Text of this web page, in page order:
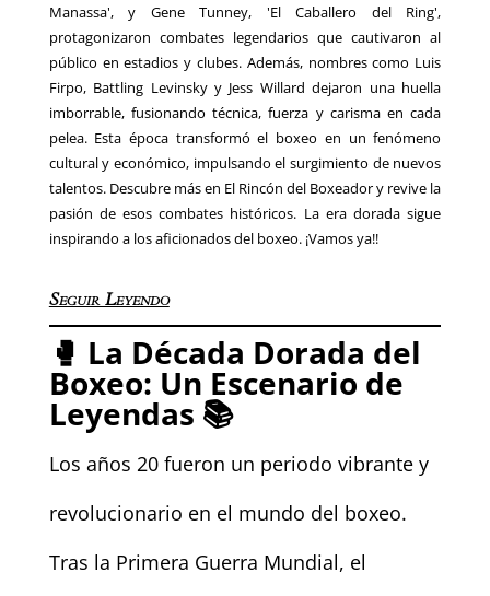
Manassa', y Gene Tunney, 'El Caballero del Ring',
protagonizaron combates legendarios que cautivaron al
público en estadios y clubes. Además, nombres como Luis
Firpo, Battling Levinsky y Jess Willard dejaron una huella
imborrable, fusionando técnica, fuerza y carisma en cada
pelea. Esta época transformó el boxeo en un fenómeno
cultural y económico, impulsando el surgimiento de nuevos
talentos. Descubre más en El Rincón del Boxeador y revive la
pasión de esos combates históricos. La era dorada sigue
inspirando a los aficionados del boxeo. ¡Vamos ya!!
Seguir Leyendo
🥊 La Década Dorada del
Boxeo: Un Escenario de
Leyendas 📚
Los años 20 fueron un periodo vibrante y
revolucionario en el mundo del boxeo.
Tras la Primera Guerra Mundial, el